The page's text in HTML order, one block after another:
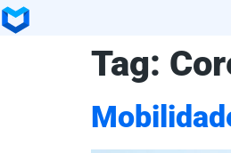
Tag: